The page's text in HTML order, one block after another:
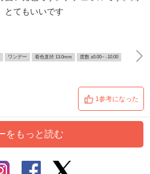
とてもいいです
ワンデー 着色直径 13.0mm 度数 ±0.00~ -10.00
1参考になった
をもっと読む